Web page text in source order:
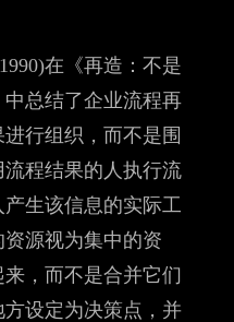
在《再造：不是
总结了企业流程再
行组织，而不是围
程结果的人执行流
生该信息的实际工
源视为集中的资
，而不是合并它们
设定为决策点，并